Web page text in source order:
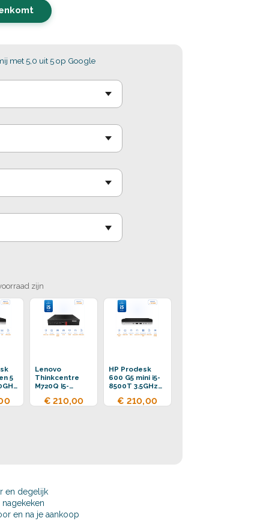
met 5,0 uit 5 op Google
zijn
5
Lenovo
Thinkcentre
M720Q I5-
16GB DDR4
€ 210,00
HP Prodesk
600 G5 mini i5-
8500T 3.5GHz
256GB SSD
€ 210,00
en degelijk
en na je aankoop